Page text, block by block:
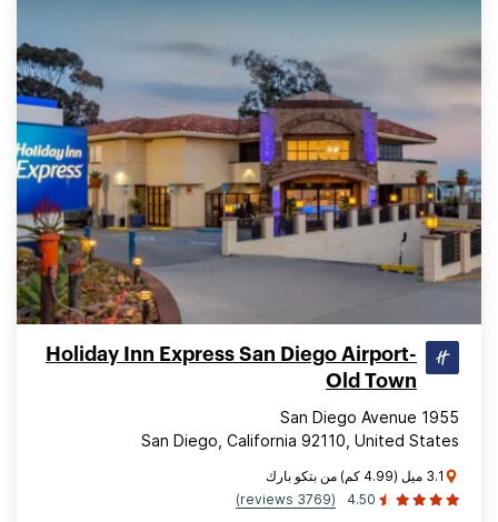
Holiday Inn Express San Diego Airport-
Old Town
1955 San Diego Avenue
San Diego, California 92110, United States
3.1 ميل (4.99 كم) من بتكو بارك
4.50
(3769 reviews)